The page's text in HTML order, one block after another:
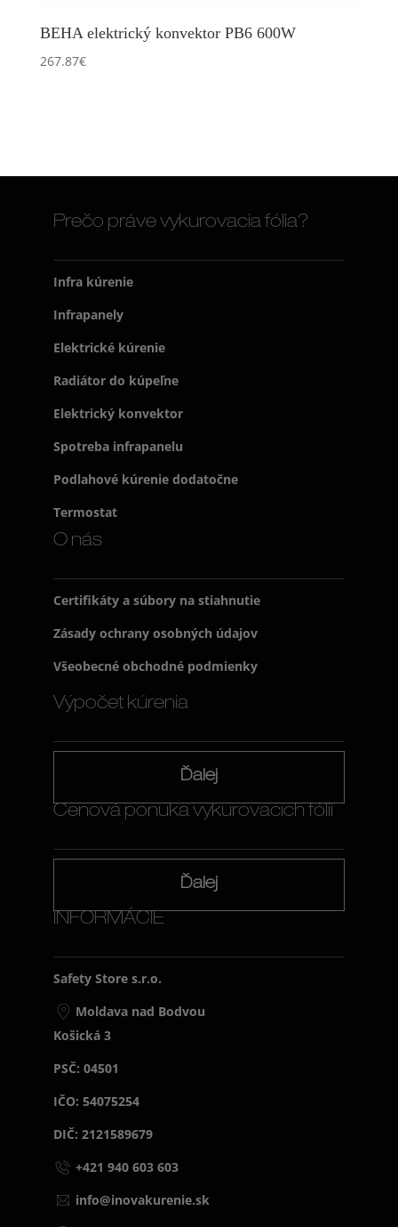
BEHA elektrický konvektor PB6 600W
267.87€
Prečo práve vykurovacia fólia?
Infra kúrenie
Infrapanely
Elektrické kúrenie
Radiátor do kúpeľne
Elektrický konvektor
Spotreba infrapanelu
Podlahové kúrenie dodatočne
Termostat
O nás
Certifikáty a súbory na stiahnutie
Zásady ochrany osobných údajov
Všeobecné obchodné podmienky
Výpočet kúrenia
Ďalej
Cenová ponuka vykurovacích fólií
Ďalej
INFORMÁCIE
Safety Store s.r.o.
Moldava nad Bodvou
Košická 3
PSČ: 04501
IČO: 54075254
DIČ: 2121589679
+421 940 603 603
info@inovakurenie.sk